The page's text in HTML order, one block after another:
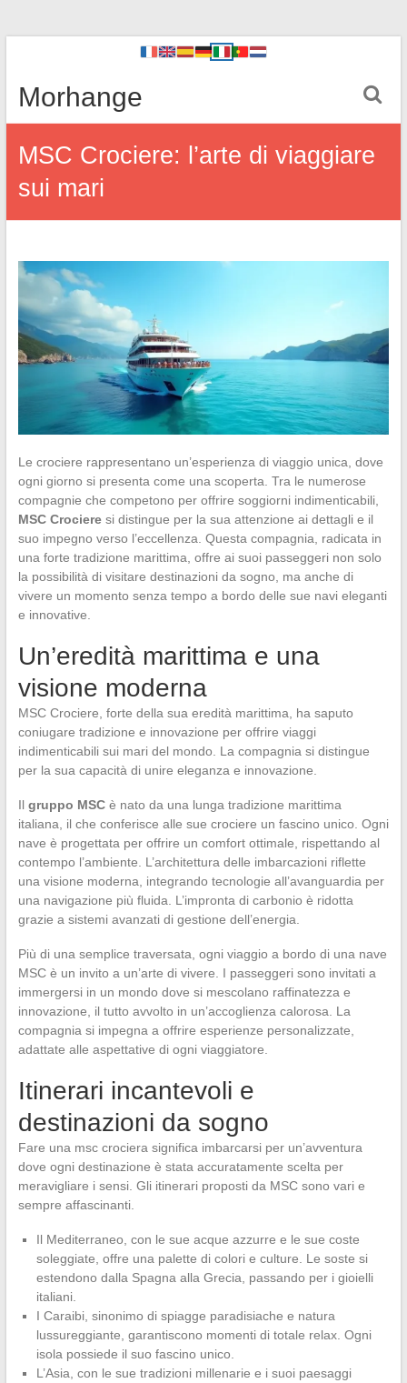
Morhange
MSC Crociere: l’arte di viaggiare
sui mari
Le crociere rappresentano un’esperienza di viaggio unica, dove
ogni giorno si presenta come una scoperta. Tra le numerose
compagnie che competono per offrire soggiorni indimenticabili,
MSC Crocieresi distingue per la sua attenzione ai dettagli e il
suo impegno verso l’eccellenza. Questa compagnia, radicata in
una forte tradizione marittima, offre ai suoi passeggeri non solo
la possibilità di visitare destinazioni da sogno, ma anche di
vivere un momento senza tempo a bordo delle sue navi eleganti
e innovative.
Un’eredità marittima e una
visione moderna
MSC Crociere, forte della sua eredità marittima, ha saputo
coniugare tradizione e innovazione per offrire viaggi
indimenticabili sui mari del mondo. La compagnia si distingue
per la sua capacità di unire eleganza e innovazione.
Il gruppo MSCè nato da una lunga tradizione marittima
italiana, il che conferisce alle sue crociere un fascino unico. Ogni
nave è progettata per offrire un comfort ottimale, rispettando al
contempo l’ambiente. L’architettura delle imbarcazioni riflette
una visione moderna, integrando tecnologie all’avanguardia per
una navigazione più fluida. L’impronta di carbonio è ridotta
grazie a sistemi avanzati di gestione dell’energia.
Più di una semplice traversata, ogni viaggio a bordo di una nave
MSC è un invito a un’arte di vivere. I passeggeri sono invitati a
immergersi in un mondo dove si mescolano raffinatezza e
innovazione, il tutto avvolto in un’accoglienza calorosa. La
compagnia si impegna a offrire esperienze personalizzate,
adattate alle aspettative di ogni viaggiatore.
Itinerari incantevoli e
destinazioni da sogno
Fare una msc crociera significa imbarcarsi per un’avventura
dove ogni destinazione è stata accuratamente scelta per
meravigliare i sensi. Gli itinerari proposti da MSC sono vari e
sempre affascinanti.
Il Mediterraneo, con le sue acque azzurre e le sue coste
soleggiate, offre una palette di colori e culture. Le soste si
estendono dalla Spagna alla Grecia, passando per i gioielli
italiani.
I Caraibi, sinonimo di spiagge paradisiache e natura
lussureggiante, garantiscono momenti di totale relax. Ogni
isola possiede il suo fascino unico.
L’Asia, con le sue tradizioni millenarie e i suoi paesaggi